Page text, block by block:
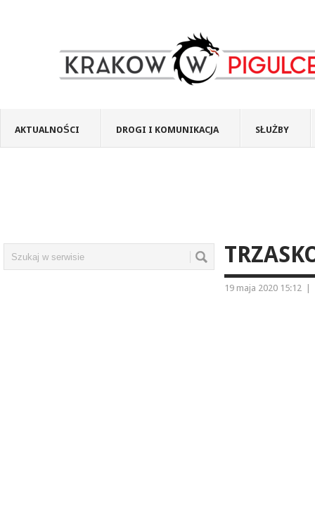
AKTUALNOŚCI DROGI I KOMUNIKACJA SŁUŻBY
19 maja 2020 15:12